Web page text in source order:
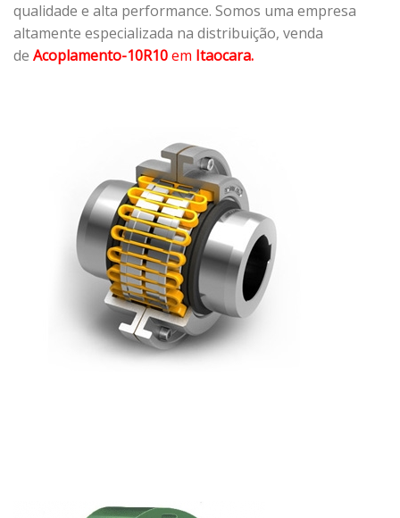
qualidade e alta performance. Somos uma empresa
altamente especializada na distribuição, venda
de Acoplamento-10R10em Itaocara.